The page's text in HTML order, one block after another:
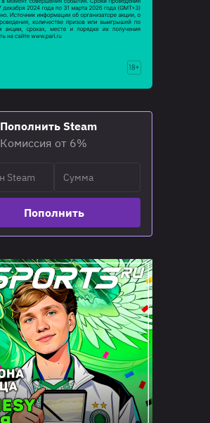
Пополнить Steam
Комиссия от 6%
Пополнить